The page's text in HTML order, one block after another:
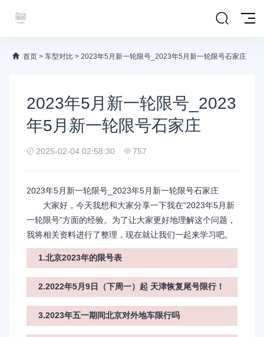
首页 > 车型对比 > 2023年5月新一轮限号_2023年5月新一轮限号石家庄
2023年5月新一轮限号_2023
年5月新一轮限号石家庄
2025-02-04 02:58:30 757
2023年5月新一轮限号_2023年5月新一轮限号石家庄
大家好，今天我想和大家分享一下我在“2023年5月新
一轮限号”方面的经验。为了让大家更好地理解这个问题，
我将相关资料进行了整理，现在就让我们一起来学习吧。
1.北京2023年的限号表
2.2022年5月9日（下周一）起 天津恢复尾号限行！
3.2023年五一期间北京对外地车限行吗